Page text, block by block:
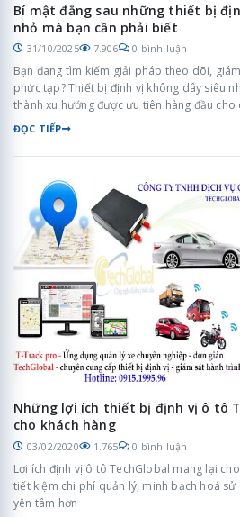
Bí mật đằng sau những thiết bị
nhỏ mà bạn cần phải biết
31/10/2025 7.906 0 bình luận
Bạn đang tìm kiếm giải pháp theo dõi,
phức tạp? Thiết bị định vị không dây siêu
thành xu hướng được ưu tiên hàng đầu cho
doanh nghiệp. Nhưng liệu bạn đã hiểu rõ
trội và đặc biệt là cách chọn mua sản
ĐỌC TIẾP
Những lợi ích thiết bị định vị ô tô
cho khách hàng
03/02/2020 1.765 0 bình luận
Lợi ích định vị ô tô TechGlobal mang lại
tiết kiệm chi phí quản lý, minh bạch hoá
yên tâm hơn